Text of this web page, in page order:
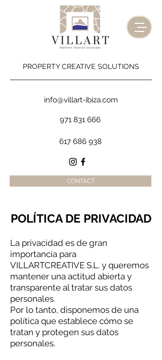
PROPERTY CREATIVE SOLUTIONS
CONTACT
info@villart-ibiza.com
617 686 938
971 831 666
POLÍTICA DE PRIVACIDAD
La privacidad es de gran
importancia para
VILLARTCREATIVE S.L. y queremos
mantener una actitud abierta y
transparente al tratar sus datos
personales.
Por lo tanto, disponemos de una
política que establece cómo se
tratan y protegen sus datos
personales.